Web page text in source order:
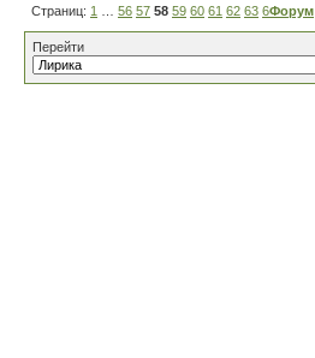
Страниц: 1 56 57 58 59 60 61 62 63 64…80
Форум
Перейти